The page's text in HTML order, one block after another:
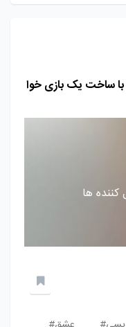
با ساخت یک بازی خوا
کننده ها